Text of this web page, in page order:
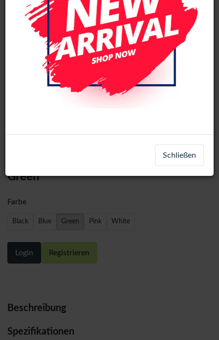
Back Glass Replacement For iPhone
16 With Steel Plate+Magnet+NFC-
Green
Farbe
Black Blue Green Pink White
Login Registrieren
Beschreibung
Spezifikationen
Schließen